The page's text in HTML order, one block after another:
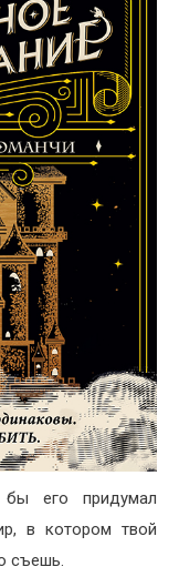
его придумал
в котором твой
съешь.